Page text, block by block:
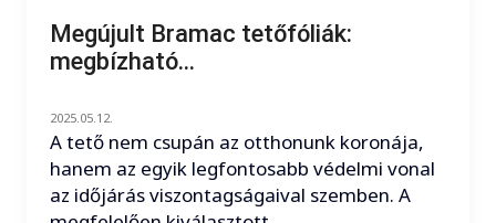
Megújult Bramac tetőfóliák:
megbízható...
2025.05.12.
A tető nem csupán az otthonunk koronája,
hanem az egyik legfontosabb védelmi vonal
az időjárás viszontagságaival szemben. A